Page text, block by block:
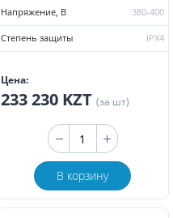
Напряжение, В 380-400
Степень защиты IPX4
Цена:
233 230 KZT (за шт)
В корзину